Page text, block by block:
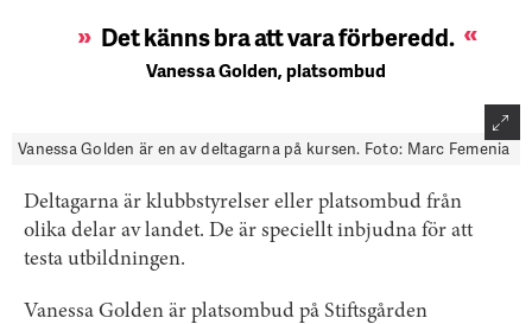
Det känns bra att vara förberedd.
Vanessa Golden, platsombud
Vanessa Golden är en av deltagarna på kursen. Foto: Marc Femenia
Deltagarna är klubbstyrelser eller platsombud från
olika delar av landet. De är speciellt inbjudna för att
testa utbildningen.
Vanessa Golden är platsombud på Stiftsgården